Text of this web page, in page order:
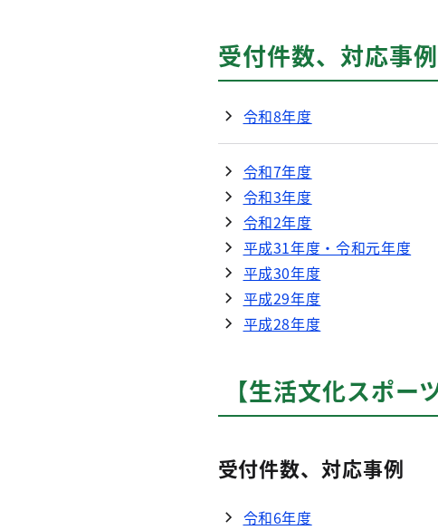
受付件数、対応事例
令和8年度
令和7年度
令和3年度
令和2年度
平成31年度・令和元年度
平成30年度
平成29年度
平成28年度
【生活文化スポー
受付件数、対応事例
令和6年度